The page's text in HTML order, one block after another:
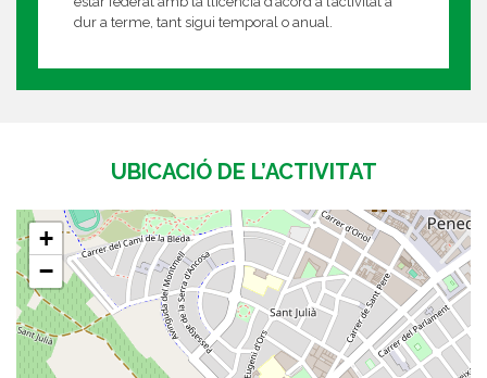
dur a terme, tant sigui temporal o anual.
UBICACIÓ DE L’ACTIVITAT
+
−